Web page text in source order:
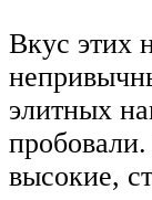
Вкус этих
элитных
высокие,